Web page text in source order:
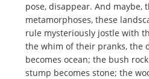
pose, disappear. And maybe,
metamorphoses, these
rule mysteriously jostle with
the whim of their pranks, the
becomes ocean; the bush
stump becomes stone; the